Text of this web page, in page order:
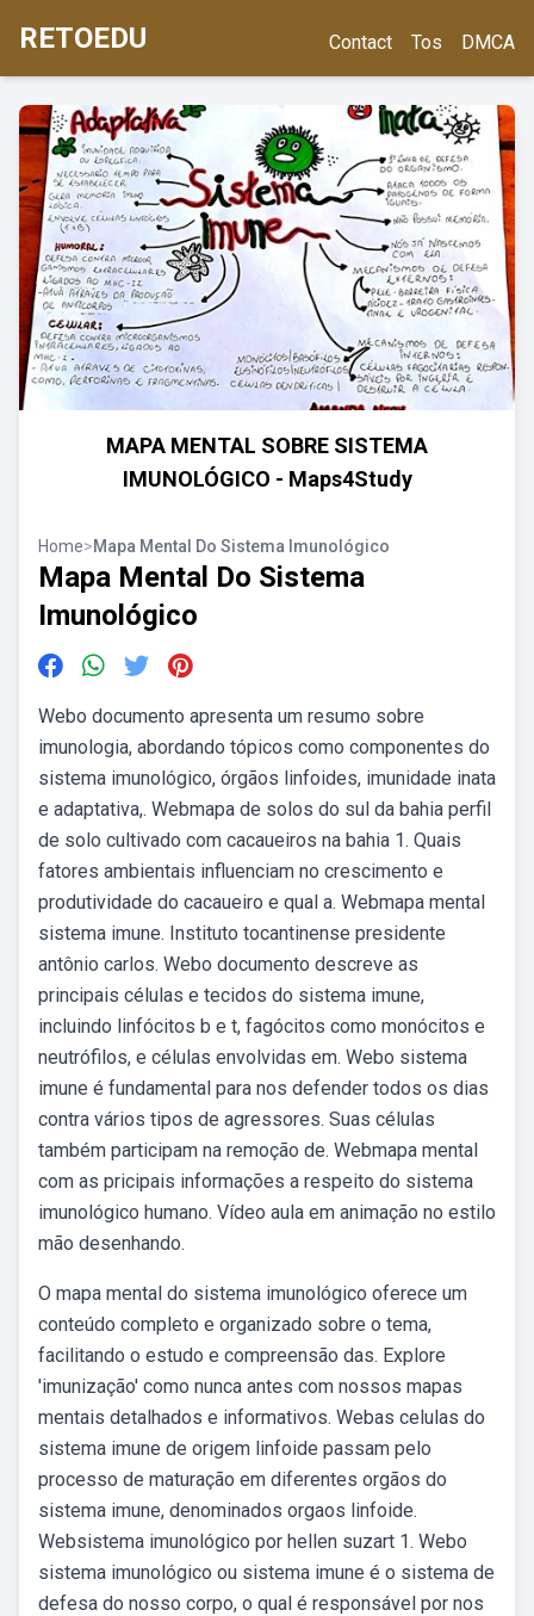
RETOEDU Contact Tos DMCA
MAPA MENTAL SOBRE SISTEMA
IMUNOLÓGICO - Maps4Study
Home>Mapa Mental Do Sistema Imunológico
Mapa Mental Do Sistema
Imunológico
Webo documento apresenta um resumo sobre
imunologia, abordando tópicos como componentes do
sistema imunológico, órgãos linfoides, imunidade inata
e adaptativa,. Webmapa de solos do sul da bahia perfil
de solo cultivado com cacaueiros na bahia 1. Quais
fatores ambientais influenciam no crescimento e
produtividade do cacaueiro e qual a. Webmapa mental
sistema imune. Instituto tocantinense presidente
antônio carlos. Webo documento descreve as
principais células e tecidos do sistema imune,
incluindo linfócitos b e t, fagócitos como monócitos e
neutrófilos, e células envolvidas em. Webo sistema
imune é fundamental para nos defender todos os dias
contra vários tipos de agressores. Suas células
também participam na remoção de. Webmapa mental
com as pricipais informações a respeito do sistema
imunológico humano. Vídeo aula em animação no estilo
mão desenhando.
O mapa mental do sistema imunológico oferece um
conteúdo completo e organizado sobre o tema,
facilitando o estudo e compreensão das. Explore
'imunização' como nunca antes com nossos mapas
mentais detalhados e informativos. Webas celulas do
sistema imune de origem linfoide passam pelo
processo de maturação em diferentes orgãos do
sistema imune, denominados orgaos linfoide.
Websistema imunológico por hellen suzart 1. Webo
sistema imunológico ou sistema imune é o sistema de
defesa do nosso corpo, o qual é responsável por nos